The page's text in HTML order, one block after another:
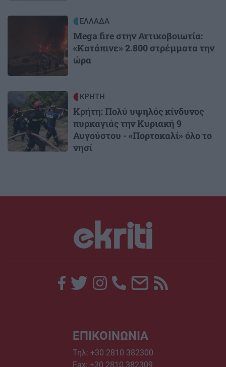
ΕΛΛΑΔΑ
Mega fire στην Αττικοβοιωτία:
«Κατάπινε» 2.800 στρέμματα την
ώρα
Image ΚΡΗΤΗ
Κρήτη: Πολύ υψηλός κίνδυνος
πυρκαγιάς την Κυριακή 9
Αυγούστου - «Πορτοκαλί» όλο το
νησί
ΕΠΙΚΟΙΝΩΝΙΑ
Τηλ: +30 2810 382300
Fax: +30 2810 382309